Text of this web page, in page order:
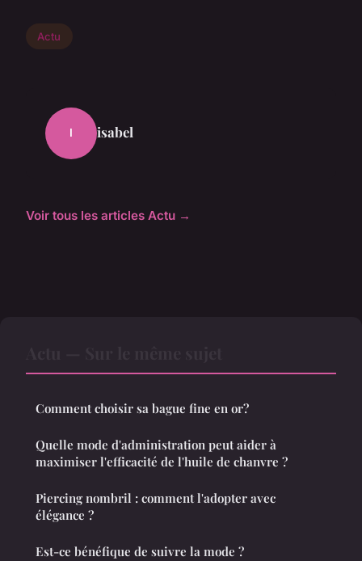
Actu
I isabel
Voir tous les articles Actu →
Comment choisir sa bague fine en or?
Quelle mode d'administration peut aider à
maximiser l'efficacité de l'huile de chanvre ?
Piercing nombril : comment l'adopter avec
élégance ?
Est-ce bénéfique de suivre la mode ?